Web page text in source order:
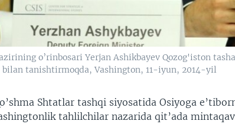
o’rinbosari Yerjan Ashikbayev Qozog'iston
bilan tanishtirmoqda, Vashington, 11-iyun, 2014-yil
Shtatlar tashqi siyosatida Osiyoga
tahlilchilar nazarida qit’ada